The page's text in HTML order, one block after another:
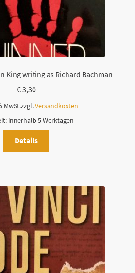
King writing as Richard Bachman
€3,30
MwSt.zzgl.Versandkosten
innerhalb 5 Werktagen
Details